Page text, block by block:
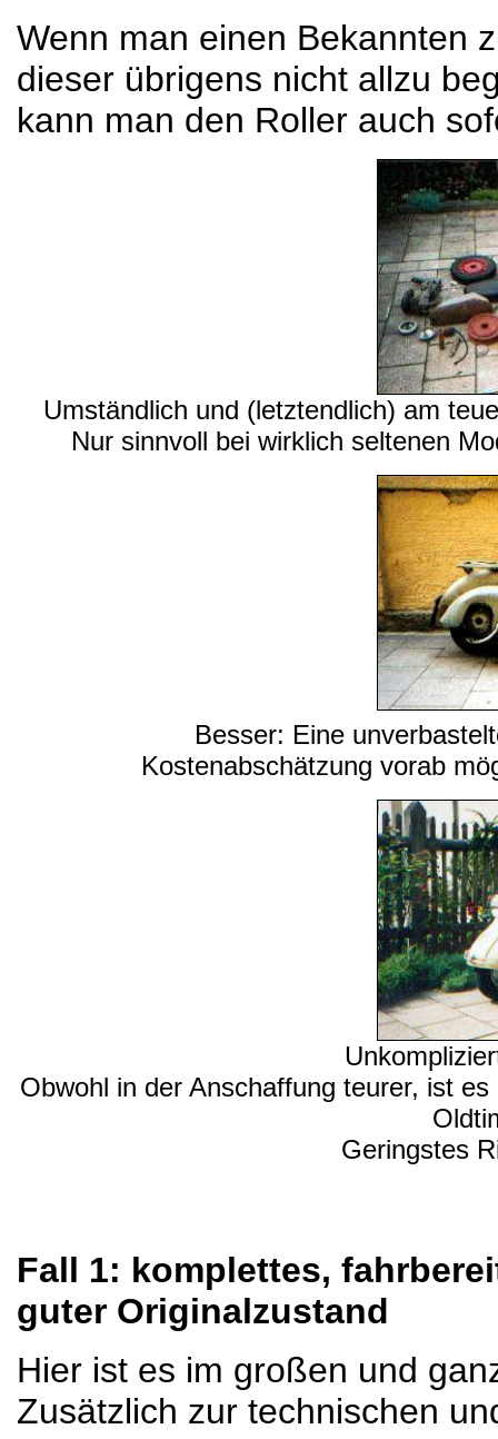
Wenn man einen Bekannten
dieser übrigens nicht allzu
kann man den Roller auch
Umständlich und (letztendlich) am
Nur sinnvoll bei wirklich seltenen
Besser: Eine
Kostenabschätzung vorab
Obwohl in der Anschaffung teurer, ist
Geringstes
Fall 1: komplettes,
guter Originalzustand
Hier ist es im großen und
Zusätzlich zur technischen